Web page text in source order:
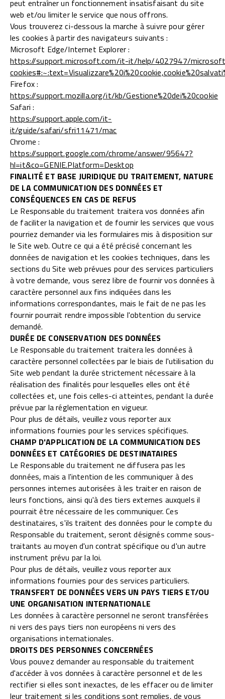
peut entraîner un fonctionnement insatisfaisant du site
web et/ou limiter le service que nous offrons.
Vous trouverez ci-dessous la marche à suivre pour gérer
les cookies à partir des navigateurs suivants :
Microsoft Edge/Internet Explorer :
https://support.microsoft.com/it-it/help/4027947/
Firefox :
https://support.mozilla.org/it/kb/Gestione%20dei%20cookie
Safari :
https://support.apple.com/it-
it/guide/safari/sfri11471/mac
Chrome :
https://support.google.com/chrome/answer/95647?
hl=it&co=GENIE.Platform=Desktop
FINALITÉ ET BASE JURIDIQUE DU TRAITEMENT, NATURE
DE LA COMMUNICATION DES DONNÉES ET
CONSÉQUENCES EN CAS DE REFUS
Le Responsable du traitement traitera vos données afin
de faciliter la navigation et de fournir les services que vous
pourriez demander via les formulaires mis à disposition sur
le Site web. Outre ce qui a été précisé concernant les
données de navigation et les cookies techniques, dans les
sections du Site web prévues pour des services particuliers
à votre demande, vous serez libre de fournir vos données à
caractère personnel aux fins indiquées dans les
informations correspondantes, mais le fait de ne pas les
fournir pourrait rendre impossible l'obtention du service
demandé.
DURÉE DE CONSERVATION DES DONNÉES
Le Responsable du traitement traitera les données à
caractère personnel collectées par le biais de l'utilisation du
Site web pendant la durée strictement nécessaire à la
réalisation des finalités pour lesquelles elles ont été
collectées et, une fois celles-ci atteintes, pendant la durée
prévue par la réglementation en vigueur.
Pour plus de détails, veuillez vous reporter aux
informations fournies pour les services spécifiques.
CHAMP D'APPLICATION DE LA COMMUNICATION DES
DONNÉES ET CATÉGORIES DE DESTINATAIRES
Le Responsable du traitement ne diffusera pas les
données, mais a l'intention de les communiquer à des
personnes internes autorisées à les traiter en raison de
leurs fonctions, ainsi qu'à des tiers externes auxquels il
pourrait être nécessaire de les communiquer. Ces
destinataires, s'ils traitent des données pour le compte du
Responsable du traitement, seront désignés comme sous-
traitants au moyen d'un contrat spécifique ou d'un autre
instrument prévu par la loi.
Pour plus de détails, veuillez vous reporter aux
informations fournies pour des services particuliers.
TRANSFERT DE DONNÉES VERS UN PAYS TIERS ET/OU
UNE ORGANISATION INTERNATIONALE
Les données à caractère personnel ne seront transférées
ni vers des pays tiers non européens ni vers des
organisations internationales.
DROITS DES PERSONNES CONCERNÉES
Vous pouvez demander au responsable du traitement
d'accéder à vos données à caractère personnel et de les
rectifier si elles sont inexactes, de les effacer ou de limiter
leur traitement si les conditions sont remplies, de vous